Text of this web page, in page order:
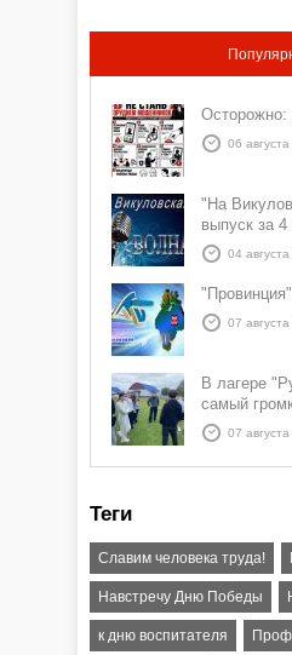
Осторожно:
06
"На
выпуск за 4
04
07
В лагере
самый
азартный
07
Теги
Славим человека труда!
Навстречу Дню Победы
к дню воспитателя